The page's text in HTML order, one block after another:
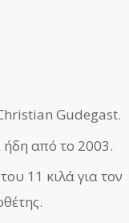
Gudegast.
ήδη από το 2003.
11 κιλά για τον